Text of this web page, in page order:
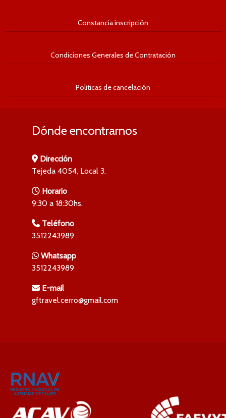
Constancia inscripción
Condiciones Generales de Contratación
Políticas de cancelación
Dónde encontrarnos
Dirección
Tejeda 4054, Local 3.
Horario
9:30 a 18:30hs.
Teléfono
3512243989
Whatsapp
3512243989
E-mail
gftravel.cerro@gmail.com